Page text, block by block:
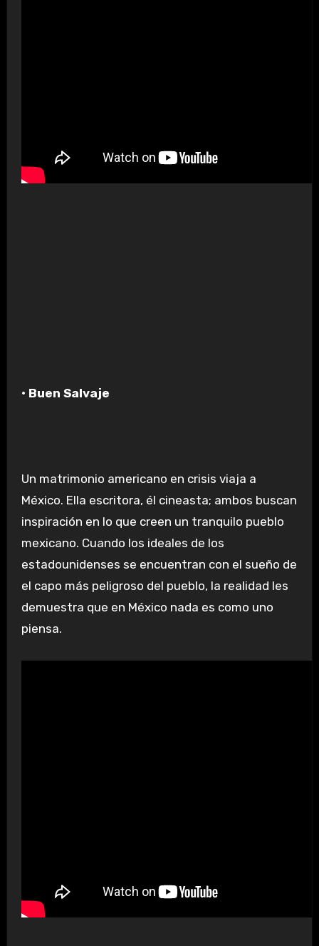
• Buen Salvaje
Un matrimonio americano en crisis viaja a
México. Ella escritora, él cineasta; ambos buscan
inspiración en lo que creen un tranquilo pueblo
mexicano. Cuando los ideales de los
estadounidenses se encuentran con el sueño de
el capo más peligroso del pueblo, la realidad les
demuestra que en México nada es como uno
piensa.